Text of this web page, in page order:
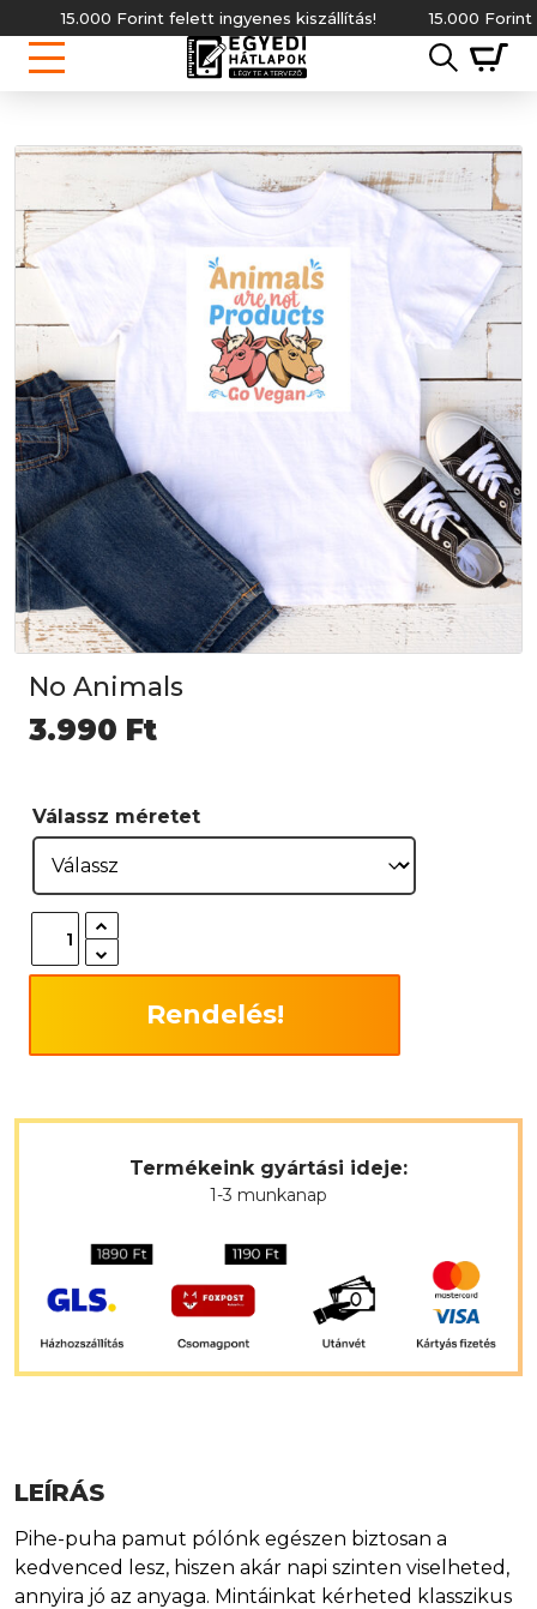
15.000 Forint felett ingyenes kiszállítás! 15.000 Forint felett
No Animals
3.990 Ft
Válassz méretet
Rendelés!
Termékeink gyártási ideje:
1-3 munkanap
LEÍRÁS
Pihe-puha pamut pólónk egészen biztosan a
kedvenced lesz, hiszen akár napi szinten viselheted,
annyira jó az anyaga. Mintáinkat kérheted klasszikus